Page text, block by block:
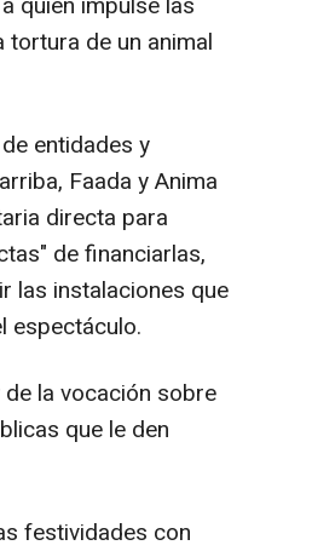
de un animal
entidades y
Faada y Anima
directa para
de financiarlas,
las instalaciones que
espectáculo.
la vocación sobre
que le den
festividades con